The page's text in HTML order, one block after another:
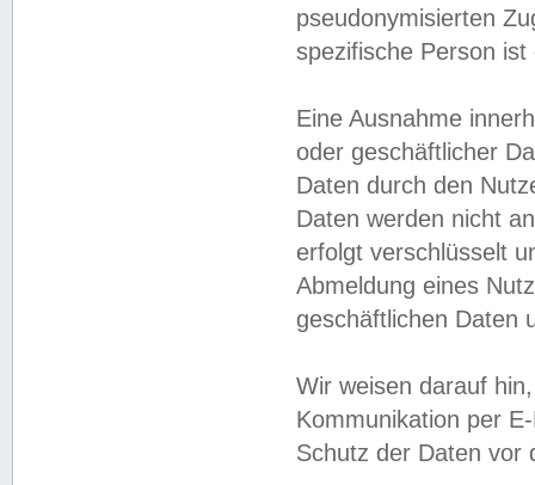
pseudonymisierten
spezifische Person
Eine Ausnahme
oder geschäftlicher
Daten durch den
Daten werden nicht
erfolgt verschlüsselt
Abmeldung eines
geschäftlichen Daten
Wir weisen darauf
Kommunikation per
Schutz der Daten vor